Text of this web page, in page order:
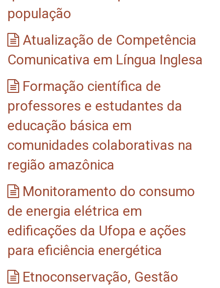
população
Atualização de Competência
Comunicativa em Língua Inglesa
Formação científica de
professores e estudantes da
educação básica em
comunidades colaborativas na
região amazônica
Monitoramento do consumo
de energia elétrica em
edificações da Ufopa e ações
para eficiência energética
Etnoconservação, Gestão